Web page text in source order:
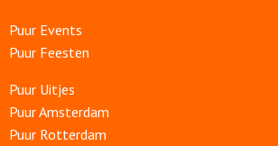
Puur Events
Puur Feesten
Puur Uitjes
Puur Amsterdam
Puur Rotterdam